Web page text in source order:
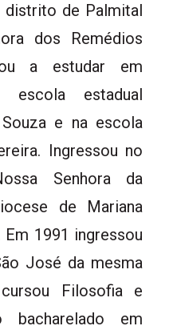
distrito de Palmital
dos Remédios
a estudar em
escola estadual
e na escola
Ingressou no
Senhora da
de Mariana
1991 ingressou
José da mesma
Filosofia e
bacharelado em